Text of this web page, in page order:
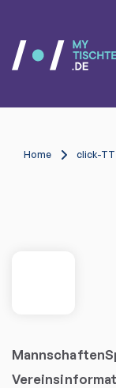
Home click-TT
Mannschaften